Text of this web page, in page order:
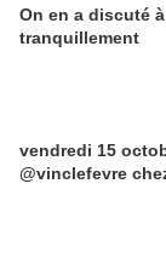
On en a discuté
tranquillement
vendredi 15
@vinclefevre